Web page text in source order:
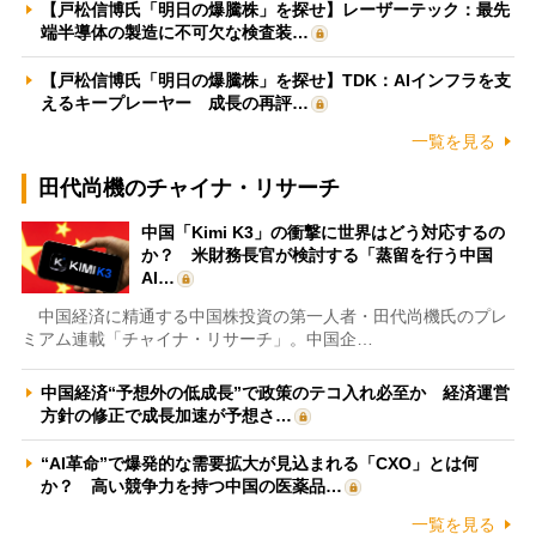
【戸松信博氏「明日の爆騰株」を探せ】レーザーテック：最先
端半導体の製造に不可欠な検査装…
【戸松信博氏「明日の爆騰株」を探せ】TDK：AIインフラを支
えるキープレーヤー 成長の再評…
一覧を見る
田代尚機のチャイナ・リサーチ
中国「Kimi K3」の衝撃に世界はどう対応するの
か？ 米財務長官が検討する「蒸留を行う中国
AI…
中国経済に精通する中国株投資の第一人者・田代尚機氏のプレ
ミアム連載「チャイナ・リサーチ」。中国企…
中国経済“予想外の低成長”で政策のテコ入れ必至か 経済運営
方針の修正で成長加速が予想さ…
“AI革命”で爆発的な需要拡大が見込まれる「CXO」とは何
か？ 高い競争力を持つ中国の医薬品…
一覧を見る